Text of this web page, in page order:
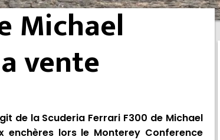
Michael
vente
de la Scuderia Ferrari F300 de Michael
enchères lors le Monterey Conference